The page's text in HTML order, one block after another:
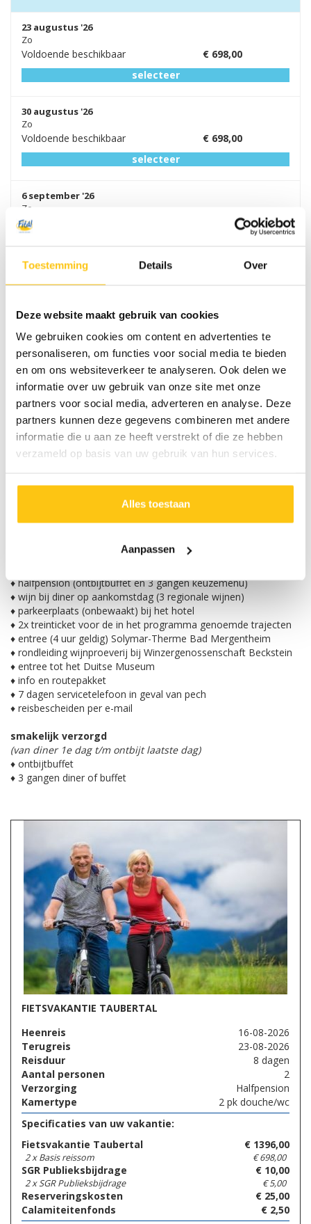
Toestemming Details Over
Deze website maakt gebruik van cookies
We gebruiken cookies om content en advertenties te
personaliseren, om functies voor social media te bieden
en om ons websiteverkeer te analyseren. Ook delen we
informatie over uw gebruik van onze site met onze
partners voor social media, adverteren en analyse. Deze
partners kunnen deze gegevens combineren met andere
informatie die u aan ze heeft verstrekt of die ze hebben
verzameld op basis van uw gebruik van hun services.
Alles toestaan
Aanpassen
23 augustus '26
Zo
Voldoende beschikbaar € 698,00
selecteer
30 augustus '26
Zo
Voldoende beschikbaar € 698,00
selecteer
6 september '26
Zo
Voldoende beschikbaar
698,00
Reserveer nu
Bovengenoemde prijzen zijn prijzen per persoon en
exclusief reserveringskosten, calamiteitenfonds,
publieksbijdrage SGR, brandstoftoeslag en eventuele
kortingen.
Verklaring symbolen:
: vertrekgarantie €
♦ halfpension (ontbijtbuffet en 3 gangen keuzemenu)
♦ wijn bij diner op aankomstdag (3 regionale wijnen)
♦ parkeerplaats (onbewaakt) bij het hotel
♦ 2x treinticket voor de in het programma genoemde trajecten
♦ entree (4 uur geldig) Solymar-Therme Bad Mergentheim
♦ rondleiding wijnproeverij bij Winzergenossenschaft Beckstein
♦ entree tot het Duitse Museum
♦ info en routepakket
♦ 7 dagen servicetelefoon in geval van pech
♦ reisbescheiden per e-mail
smakelijk verzorgd
(van diner 1e dag t/m ontbijt laatste dag)
♦ ontbijtbuffet
♦ 3 gangen diner of buffet
FIETSVAKANTIE TAUBERTAL
Heenreis
16-08-2026
Terugreis
23-08-2026
Reisduur
8 dagen
Aantal personen
2
Verzorging
Halfpension
Kamertype
2 pk douche/wc
Specificaties van uw vakantie:
Fietsvakantie Taubertal
€ 1396,00
2 x Basis reissom €698,00
SGR Publieksbijdrage € 10,00
2 x SGR Publieksbijdrage €5,00
Reserveringskosten € 25,00
Calamiteitenfonds
€ 2,50